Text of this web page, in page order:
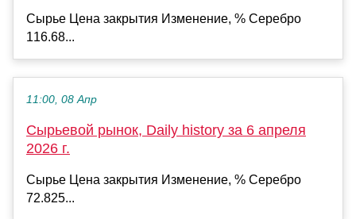
Сырье Цена закрытия Изменение, % Серебро
116.68...
11:00, 08 Апр
Сырьевой рынок, Daily history за 6 апреля
2026 г.
Сырье Цена закрытия Изменение, % Серебро
72.825...